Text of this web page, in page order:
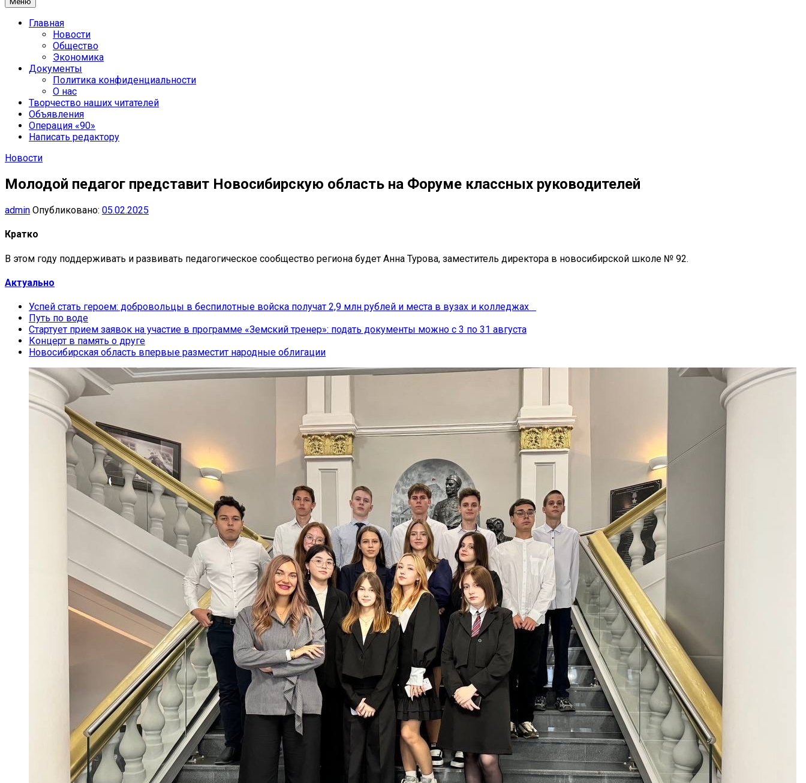
Главная
Новости
Общество
Экономика
Документы
Политика конфиденциальности
О нас
Творчество наших читателей
Объявления
Операция «90»
Написать редактору
Новости
Молодой педагог представит Новосибирскую область на Форуме классных руководителей
admin Опубликовано: 05.02.2025
Кратко
В этом году поддерживать и развивать педагогическое сообщество региона будет Анна Турова, заместитель директора в новосибирской школе № 92.
Актуально
Успей стать героем: добровольцы в беспилотные войска получат 2,9 млн рублей и места в вузах и колледжах
Путь по воде
Стартует прием заявок на участие в программе «Земский тренер»: подать документы можно с 3 по 31 августа
Концерт в память о друге
Новосибирская область впервые разместит народные облигации